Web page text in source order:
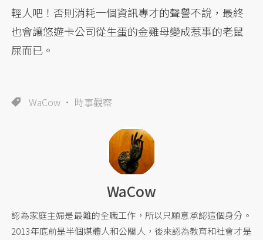
輕人吧！否則消耗一個資訊專才的聲譽不說，最終
也會讓悠遊卡公司從生蛋的金雞母變成惹事的老鼠
屎而已。
WaCow 時事觀察
WaCow
認為家庭主婦是最難的全職工作，所以只願意承認這個身分。
2013年底前是半個媒體人和公關人，後來認為教育和社會才是